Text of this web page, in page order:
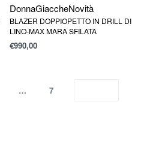
DonnaGiaccheNovità
BLAZER DOPPIOPETTO IN DRILL DI
LINO-MAX MARA SFILATA
€990,00
… 7